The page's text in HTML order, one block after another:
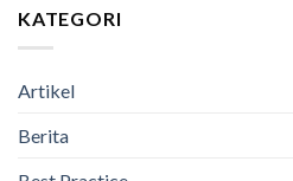
KATEGORI
Artikel
Berita